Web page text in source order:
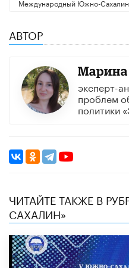
Международный Южно-
АВТОР
эксперт-
проблем
политики
ЧИТАЙТЕ ТАКЖЕ В
САХАЛИН»